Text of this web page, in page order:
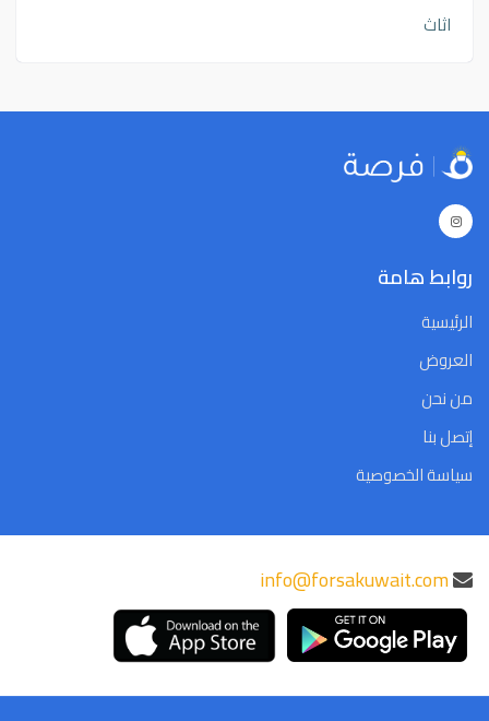
اثاث
روابط هامة
الرئيسية
العروض
من نحن
إتصل بنا
سياسة الخصوصية
info@forsakuwait.com